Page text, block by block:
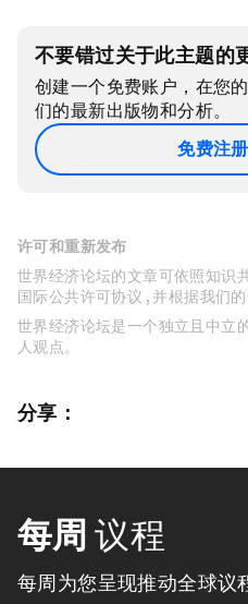
不要错过关于此主题的
创建一个免费账户，在您
们的最新出版物和分析。
免费注册
许可和重新发布
世界经济论坛的文章可依照知识
国际公共许可协议 , 并根据我们
世界经济论坛是一个独立且中立
人观点。
分享：
每周 议程
每周为您呈现推动全球议